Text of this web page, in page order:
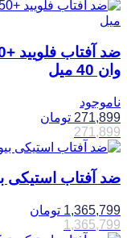
وان 40 میل
ناموجود
271,899 تومان
271,899
ضد آفتاب استیکی
1,365,799 تومان
1,365,799